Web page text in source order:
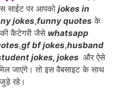
o
k
at
साईट पर आपको jokes in
jokes,funny quotes के
कैटेगरी जैसे whatsapp
,gf bf jokes,husband
jokes, jokes और ऐसे
जाएंगे। तो इस वैबसाइट के साथ
रहे।